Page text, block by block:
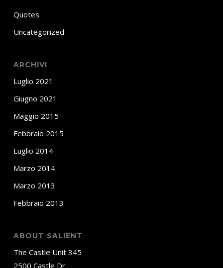
Quotes
Uncategorized
ARCHIVI
Luglio 2021
Giugno 2021
Maggio 2015
Febbraio 2015
Luglio 2014
Marzo 2014
Marzo 2013
Febbraio 2013
ABOUT SALIENT
The Castle Unit 345
2500 Castle Dr